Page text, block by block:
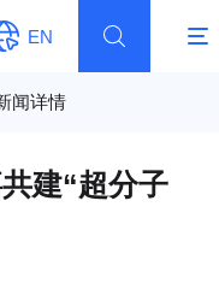
EN
闻详情
建“超分子